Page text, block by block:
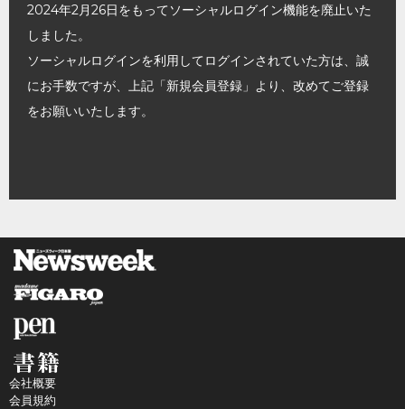
2024年2月26日をもってソーシャルログイン機能を廃止いた
しました。
ソーシャルログインを利用してログインされていた方は、誠
にお手数ですが、上記「新規会員登録」より、改めてご登録
をお願いいたします。
会社概要
会員規約